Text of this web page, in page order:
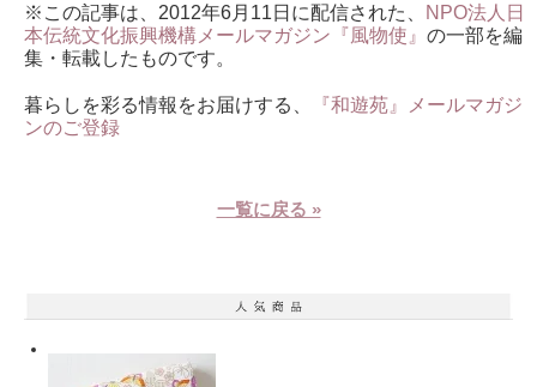
※この記事は、2012年6月11日に配信された、
NPO法人日
本伝統文化振興機構メールマガジン『風物使』 の一部を編
集・転載したものです。
暮らしを彩る情報をお届けする、
『和遊苑』メールマガジ
ンのご登録
一覧に戻る »